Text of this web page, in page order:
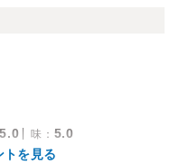
5.0 味 ： 5.0
トを見る